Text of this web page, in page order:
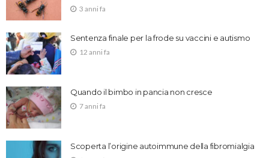
3 anni fa
Sentenza finale per la frode su vaccini e autismo
12 anni fa
Quando il bimbo in pancia non cresce
7 anni fa
Scoperta l’origine autoimmune della fibromialgia